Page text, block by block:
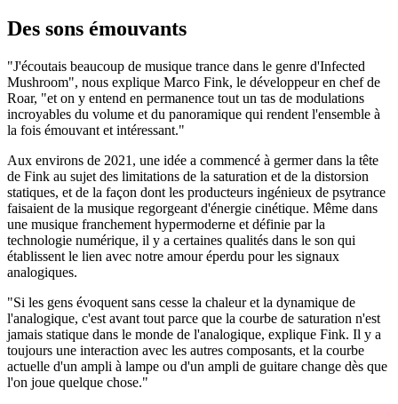
Des sons émouvants
"J'écoutais beaucoup de musique trance dans le genre d'Infected
Mushroom", nous explique Marco Fink, le développeur en chef de
Roar, "et on y entend en permanence tout un tas de modulations
incroyables du volume et du panoramique qui rendent l'ensemble à
la fois émouvant et intéressant."
Aux environs de 2021, une idée a commencé à germer dans la tête
de Fink au sujet des limitations de la saturation et de la distorsion
statiques, et de la façon dont les producteurs ingénieux de psytrance
faisaient de la musique regorgeant d'énergie cinétique. Même dans
une musique franchement hypermoderne et définie par la
technologie numérique, il y a certaines qualités dans le son qui
établissent le lien avec notre amour éperdu pour les signaux
analogiques.
"Si les gens évoquent sans cesse la chaleur et la dynamique de
l'analogique, c'est avant tout parce que la courbe de saturation n'est
jamais statique dans le monde de l'analogique, explique Fink. Il y a
toujours une interaction avec les autres composants, et la courbe
actuelle d'un ampli à lampe ou d'un ampli de guitare change dès que
l'on joue quelque chose."